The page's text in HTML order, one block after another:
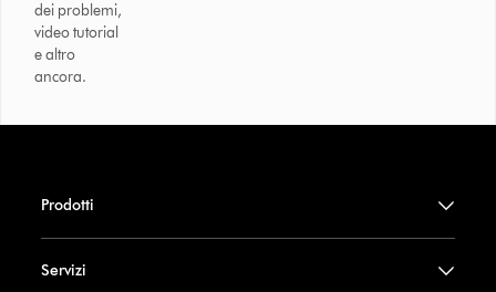
dei problemi,
video tutorial
e altro
ancora.
Prodotti
Servizi